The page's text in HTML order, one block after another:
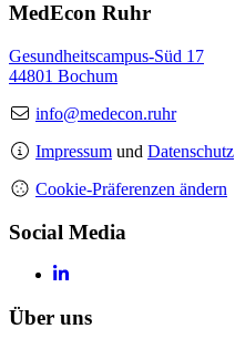
MedEcon Ruhr
Gesundheitscampus-Süd 17
44801 Bochum
info@medecon.ruhr
Impressum und Datenschutz
Cookie-Präferenzen ändern
Social Media
Über uns